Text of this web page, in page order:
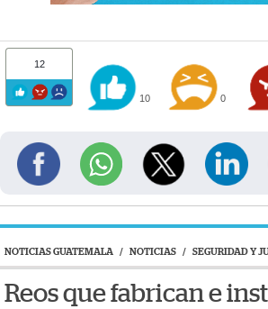
12
10 0
NOTICIAS GUATEMALA / NOTICIAS / SEGURIDAD Y
Reos que fabrican e